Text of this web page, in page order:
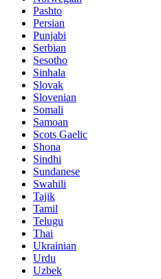
Pashto
Persian
Punjabi
Serbian
Sesotho
Sinhala
Slovak
Slovenian
Somali
Samoan
Scots Gaelic
Shona
Sindhi
Sundanese
Swahili
Tajik
Tamil
Telugu
Thai
Ukrainian
Urdu
Uzbek